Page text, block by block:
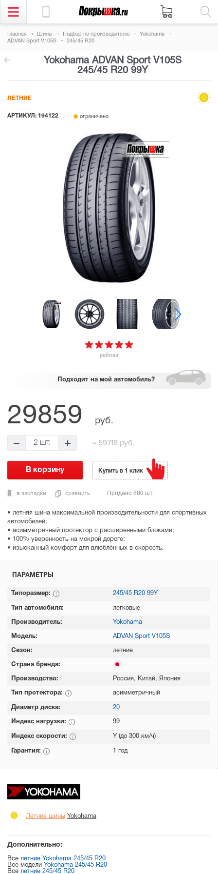
Главная Шины Подбор по производителю
Yokohama
ADVAN Sport V105S
245/45 R20
Yokohama ADVAN Sport V105S
245/45 R20 99Y
рейтинг
АРТИКУЛ: 194122 ограничено
ЛЕТНИЕ
Подходит на мой автомобиль?
• летняя шина максимальной производительности для спортивных
автомобилей;
• асимметричный протектор с расширенными блоками;
• 100% уверенность на мокрой дороге;
• изысканный комфорт для влюблённых в скорость.
29859 руб.
2 шт. = 59718 руб.
в закладки сравнить
Купить в 1 клик
Продано 880 шт.
ПАРАМЕТРЫ
Типоразмер: 245/45 R20 99Y
Тип автомобиля: легковые
Производитель: Yokohama
Модель: ADVAN Sport V105S
Сезон: летние
Страна бренда:
Производство: Россия, Китай, Япония
Тип протектора: асимметричный
Диаметр диска: 20
Индекс нагрузки: 99
Индекс скорости: Y (до 300 км/ч)
Гарантия: 1 год
Летние шины Yokohama
Дополнительно:
Все летние Yokohama 245/45 R20
Все модели Yokohama 245/45 R20
Все летние 245/45 R20